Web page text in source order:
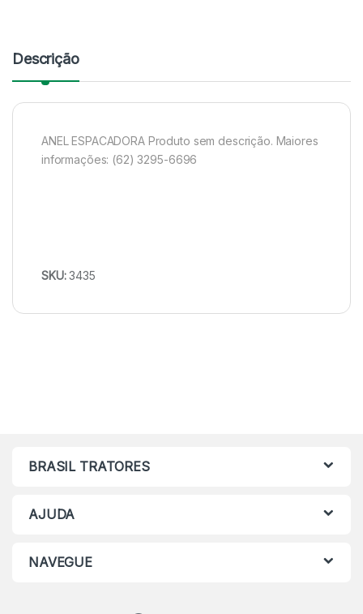
Descrição
ANEL ESPACADORA Produto sem descrição. Maiores
informações: (62) 3295-6696
SKU:3435
BRASIL TRATORES
AJUDA
NAVEGUE